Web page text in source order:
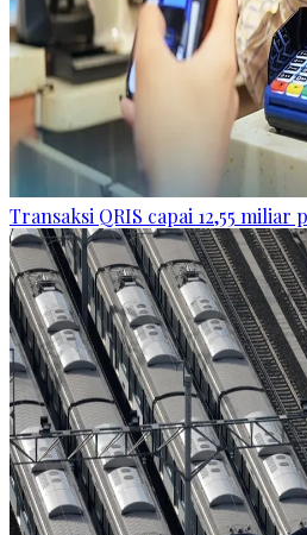
Transaksi QRIS capai 12,55